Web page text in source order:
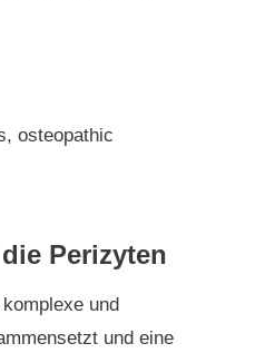
osteopathic
Perizyten
und
und eine